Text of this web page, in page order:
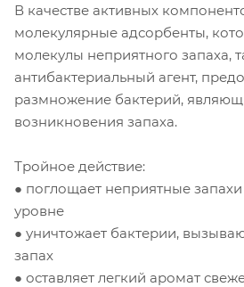
В качестве активных
молекулярные адсорбенты,
молекулы неприятного запаха,
антибактериальный агент,
размножение бактерий,
возникновения запаха.
Тройное действие:
● поглощает неприятные
уровне
● уничтожает бактерии,
запах
● оставляет легкий аромат